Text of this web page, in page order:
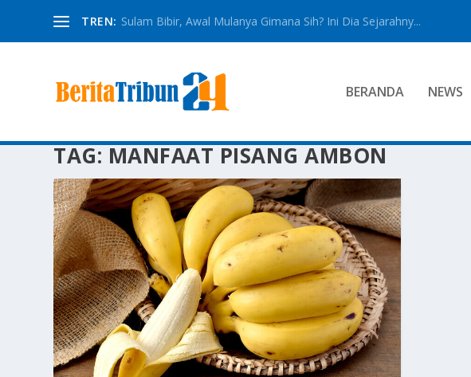
TREN: Sulam Bibir, Awal Mulanya Gimana Sih? Ini Dia Sejarahny...
BERANDA NEWS
TAG: MANFAAT PISANG AMBON